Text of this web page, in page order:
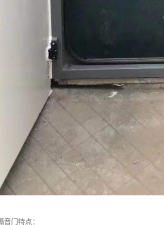
音门特点：